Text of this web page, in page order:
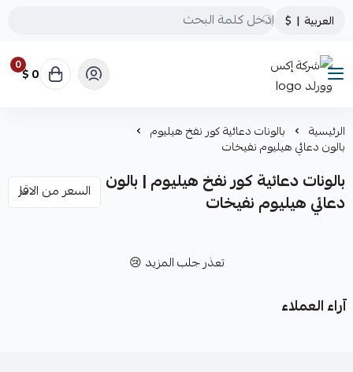
العربية |
$
شركة إكس وورلد
0 0 $
الرئيسية بالونات دعائية كور نفخ هيليوم
بالون دعائي هيليوم نفيخات
بالونات دعائية كور نفخ هيليوم | بالون
دعائي هيليوم نفيخات
تعذر جلب المزيد 😢
آراء العملاء